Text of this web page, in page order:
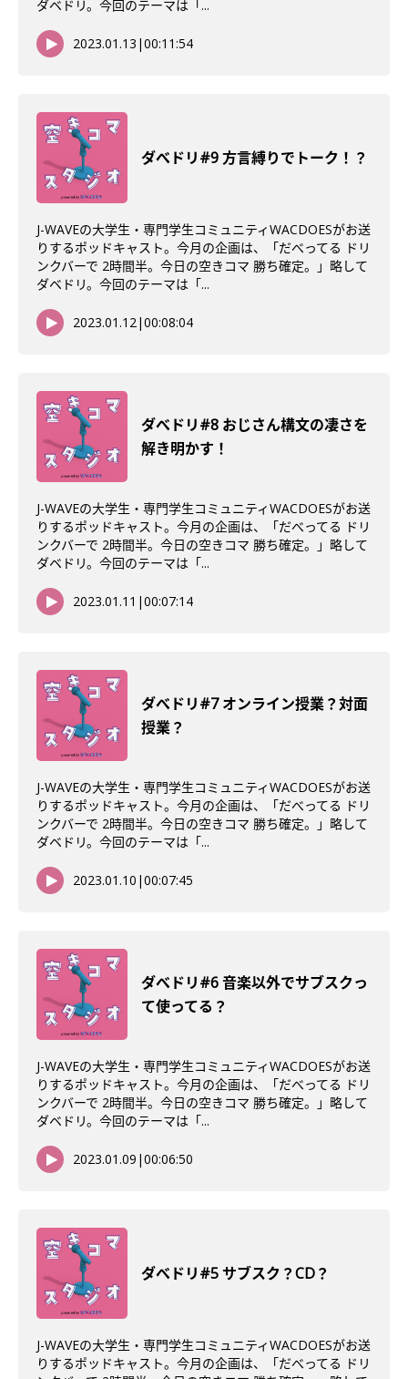
ダベドリ。今回のテーマは「...
2023.01.13 |00:11:54
ダべドリ#9 方言縛りでトーク！？
J-WAVEの大学生・専門学生コミュニティWACDOESがお送
りするポッドキャスト。今月の企画は、「だべってる ドリ
ンクバーで 2時間半。今日の空きコマ 勝ち確定。」略して
ダベドリ。今回のテーマは「...
2023.01.12|00:08:04
ダべドリ#8 おじさん構文の凄さを
解き明かす！
J-WAVEの大学生・専門学生コミュニティWACDOESがお送
りするポッドキャスト。今月の企画は、「だべってる ドリ
ンクバーで 2時間半。今日の空きコマ 勝ち確定。」略して
ダベドリ。今回のテーマは「...
2023.01.11 |00:07:14
ダべドリ#7 オンライン授業？対面
授業？
J-WAVEの大学生・専門学生コミュニティWACDOESがお送
りするポッドキャスト。今月の企画は、「だべってる ドリ
ンクバーで 2時間半。今日の空きコマ 勝ち確定。」略して
ダベドリ。今回のテーマは「...
2023.01.10 |00:07:45
ダべドリ#6 音楽以外でサブスクっ
て使ってる？
J-WAVEの大学生・専門学生コミュニティWACDOESがお送
りするポッドキャスト。今月の企画は、「だべってる ドリ
ンクバーで 2時間半。今日の空きコマ 勝ち確定。」略して
ダベドリ。今回のテーマは「...
2023.01.09 |00:06:50
ダべドリ#5 サブスク？CD？
J-WAVEの大学生・専門学生コミュニティWACDOESがお送
りするポッドキャスト。今月の企画は、「だべってる ドリ